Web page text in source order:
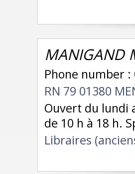
MANIGAND
Phone number :
RN 79 01380
Ouvert du lundi
de 10 h à 18 h.
Libraires